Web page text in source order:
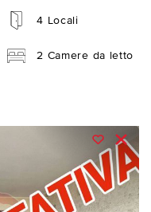
4 Locali
2 Camere da letto